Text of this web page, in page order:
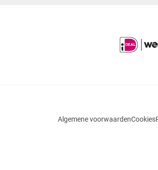
Algemene voorwaardenCookies